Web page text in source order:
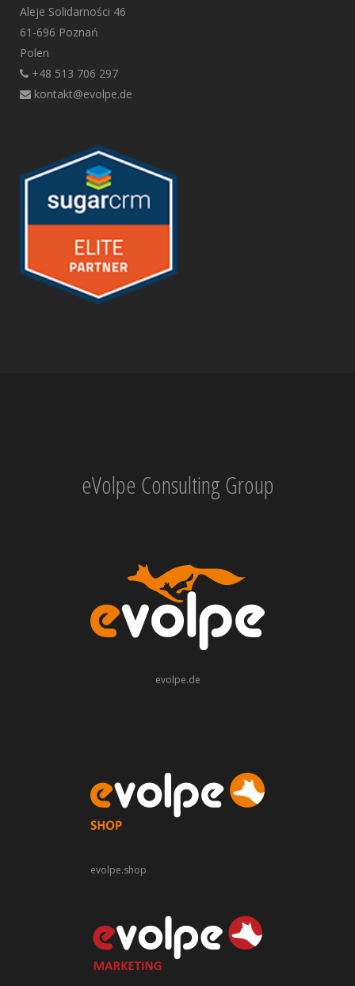
Aleje Solidarności 46
61-696 Poznań
Polen
+48 513 706 297
kontakt@evolpe.de
eVolpe Consulting Group
evolpe.de
evolpe.shop